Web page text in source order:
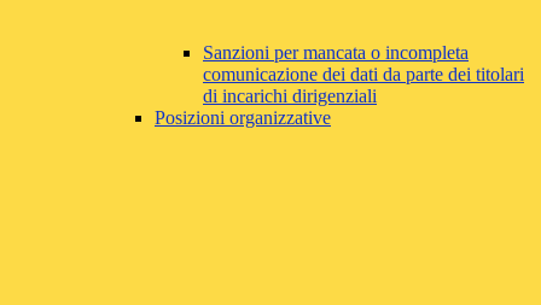
Sanzioni per mancata o incompleta
comunicazione dei dati da parte dei titolari
di incarichi dirigenziali
Posizioni organizzative